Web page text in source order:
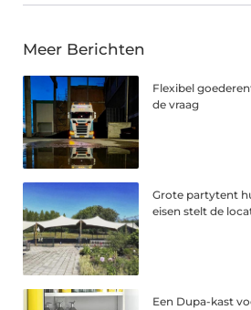
Meer Berichten
Flexibel
de vraag
Grote partytent
eisen stelt de
Een Dupa-kast